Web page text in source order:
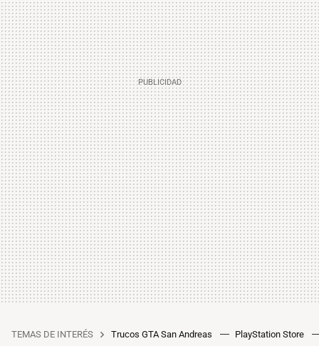
TEMAS DE INTERÉS Trucos GTA San Andreas PlayStation Store